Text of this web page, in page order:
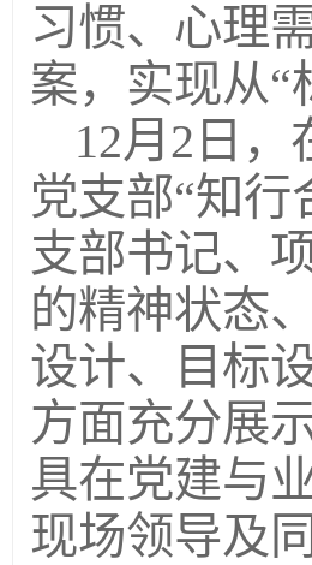
习惯、心理
案，实现从“
12月2日
党支部“知
支部书记、
的精神状态
设计、目标
方面充分展
具在党建与
现场领导及